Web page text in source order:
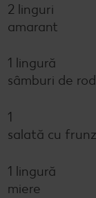
2 linguri
amarant
1 lingură
sâmburi de
1
salată cu
1 lingură
miere